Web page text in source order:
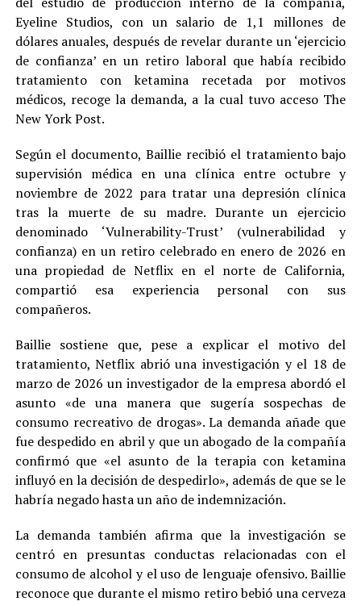
Eyeline Studios, con un salario de 1,1 millones de
dólares anuales, después de revelar durante un ‘ejercicio
de confianza’ en un retiro laboral que había recibido
tratamiento con ketamina recetada por motivos
médicos, recoge la demanda, a la cual tuvo acceso The
New York Post.
Según el documento, Baillie recibió el tratamiento bajo
supervisión médica en una clínica entre octubre y
noviembre de 2022 para tratar una depresión clínica
tras la muerte de su madre. Durante un ejercicio
denominado ‘Vulnerability-Trust’ (vulnerabilidad y
confianza) en un retiro celebrado en enero de 2026 en
una propiedad de Netflix en el norte de California,
compartió esa experiencia personal con sus
compañeros.
Baillie sostiene que, pese a explicar el motivo del
tratamiento, Netflix abrió una investigación y el 18 de
marzo de 2026 un investigador de la empresa abordó el
asunto «de una manera que sugería sospechas de
consumo recreativo de drogas». La demanda añade que
fue despedido en abril y que un abogado de la compañía
confirmó que «el asunto de la terapia con ketamina
influyó en la decisión de despedirlo», además de que se le
habría negado hasta un año de indemnización.
La demanda también afirma que la investigación se
centró en presuntas conductas relacionadas con el
consumo de alcohol y el uso de lenguaje ofensivo. Baillie
reconoce que durante el mismo retiro bebió una cerveza